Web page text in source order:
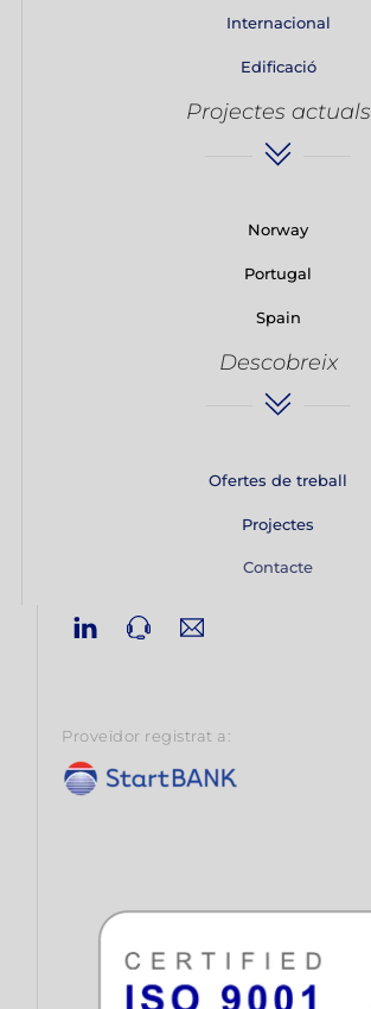
Internacional
Edificació
Projectes actuals
Norway
Portugal
Spain
Descobreix
Ofertes de treball
Projectes
Contacte
Linkedin
Proveïdor registrat a: